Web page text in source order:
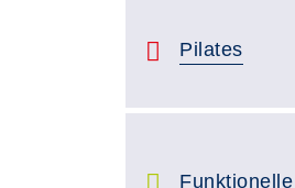
Pilates